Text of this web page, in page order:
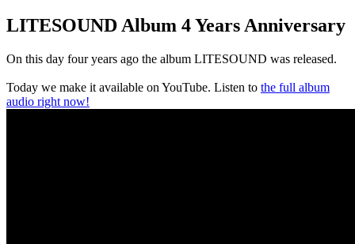
LITESOUND Album 4 Years Anniversary
On this day four years ago the album LITESOUND was released.
Today we make it available on YouTube. Listen to the full album
audio right now!